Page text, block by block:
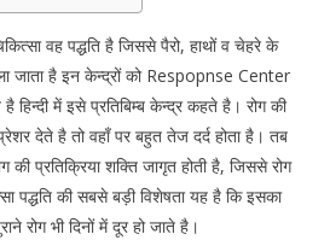
वह पद्धति है जिससे पैरो, हाथों व चेहरे के
जाता है इन केन्द्रों को Respopnse Center
में इसे प्रतिबिम्ब केन्द्र कहते है। रोग की
देते है तो वहाँ पर बहुत तेज दर्द होता है। तब
की प्रतिक्रिया शक्ति जागृत होती है, जिससे रोग
पद्धति की सबसे बड़ी विशेषता यह है कि इसका
रोग भी दिनों में दूर हो जाते है।